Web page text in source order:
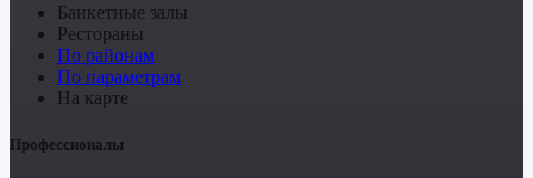
Банкетные залы
Рестораны
По районам
По параметрам
На карте
Профессионалы